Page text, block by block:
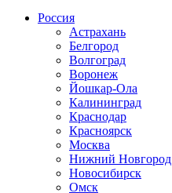
Россия
Астрахань
Белгород
Волгоград
Воронеж
Йошкар-Ола
Калининград
Краснодар
Красноярск
Москва
Нижний Новгород
Новосибирск
Омск